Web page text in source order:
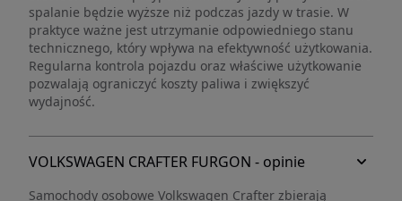
spalanie będzie wyższe niż podczas jazdy w trasie. W
praktyce ważne jest utrzymanie odpowiedniego stanu
technicznego, który wpływa na efektywność użytkowania.
Regularna kontrola pojazdu oraz właściwe użytkowanie
pozwalają ograniczyć koszty paliwa i zwiększyć
wydajność.
VOLKSWAGEN CRAFTER FURGON - opinie
Samochody osobowe Volkswagen Crafter zbierają